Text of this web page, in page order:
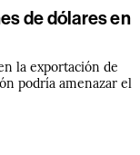
de dólares en
la exportación de
podría amenazar el